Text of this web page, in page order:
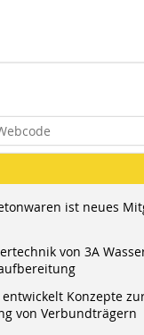
ist neues
von 3A
entwickelt Konzepte
von Verbundträgern